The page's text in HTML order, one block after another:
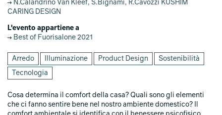
N.Calandrino Van Kleef, S.Bignami, R.Cavozzi KUSHIM
CARING DESIGN
L'evento appartiene a
Best of Fuorisalone 2021
Arredo Illuminazione Product Design Sostenibilità
Tecnologia
Cosa determina il comfort della casa? Quali sono gli elementi
che ci fanno sentire bene nel nostro ambiente domestico? Il